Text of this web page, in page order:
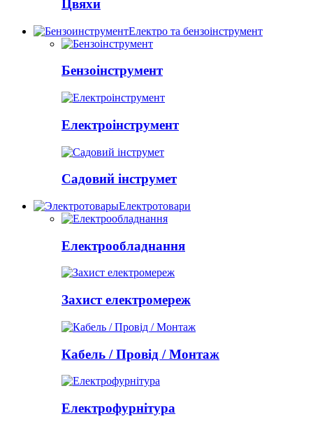
Цвяхи
Електро та бензоінструмент
Бензоінструмент
Електроінструмент
Садовий інструмет
Електротовари
Електрообладнання
Захист електромереж
Кабель / Провід / Монтаж
Електрофурнітура